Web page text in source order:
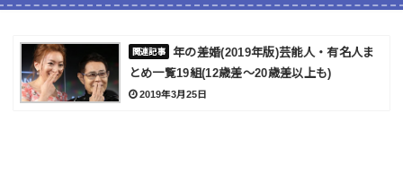
年の差婚(2019年版)芸能人・有名人ま
とめ一覧19組(12歳差～20歳差以上も)
2019年3月25日